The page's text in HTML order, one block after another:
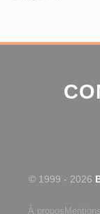
© 1999 - 2026
À propos